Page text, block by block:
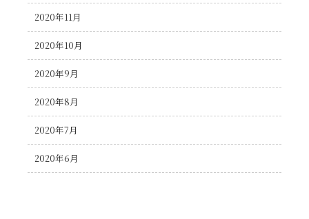
2020年11月
2020年10月
2020年9月
2020年8月
2020年7月
2020年6月